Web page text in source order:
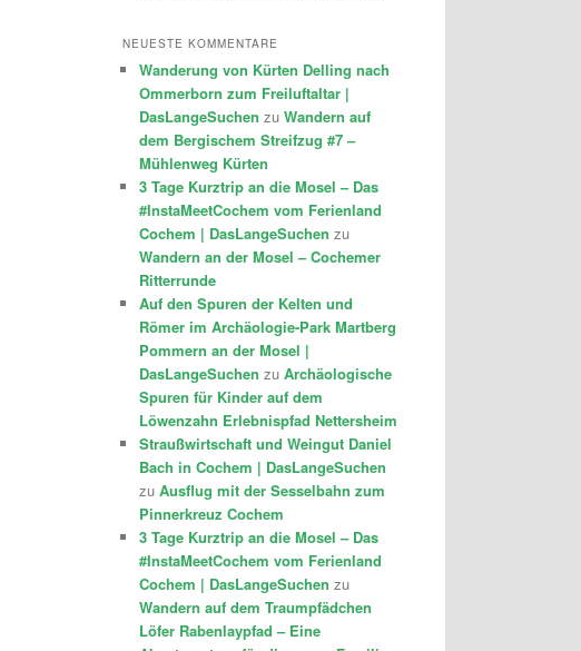
NEUESTE KOMMENTARE
Wanderung von Kürten Delling nach
Ommerborn zum Freiluftaltar |
DasLangeSuchen zu Wandern auf
dem Bergischem Streifzug #7 –
Mühlenweg Kürten
3 Tage Kurztrip an die Mosel – Das
#InstaMeetCochem vom Ferienland
Cochem | DasLangeSuchen zu
Wandern an der Mosel – Cochemer
Ritterrunde
Auf den Spuren der Kelten und
Römer im Archäologie-Park Martberg
Pommern an der Mosel |
DasLangeSuchen zu Archäologische
Spuren für Kinder auf dem
Löwenzahn Erlebnispfad Nettersheim
Straußwirtschaft und Weingut Daniel
Bach in Cochem | DasLangeSuchen
zu Ausflug mit der Sesselbahn zum
Pinnerkreuz Cochem
3 Tage Kurztrip an die Mosel – Das
#InstaMeetCochem vom Ferienland
Cochem | DasLangeSuchen zu
Wandern auf dem Traumpfädchen
Löfer Rabenlaypfad – Eine